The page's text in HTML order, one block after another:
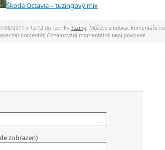
Škoda Octavia – tuzingový mix
06/2011 v 12.12 do rubriky Tuzing. Můžete sledovat komentáře
komentář. Oznamování momentálně není povolené.
zobrazen)